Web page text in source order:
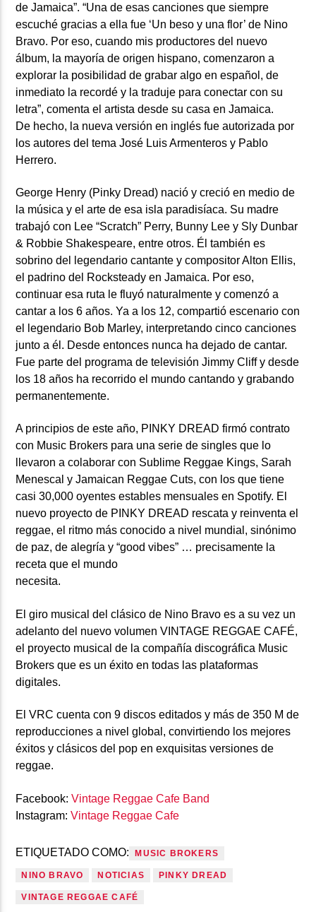
de Jamaica”. “Una de esas canciones que siempre
escuché gracias a ella fue ‘Un beso y una flor’ de Nino
Bravo. Por eso, cuando mis productores del nuevo
álbum, la mayoría de origen hispano, comenzaron a
explorar la posibilidad de grabar algo en español, de
inmediato la recordé y la traduje para conectar con su
letra”, comenta el artista desde su casa en Jamaica.
De hecho, la nueva versión en inglés fue autorizada por
los autores del temaJosé Luis Armenteros y Pablo
Herrero.
George Henry (Pinky Dread) nació y creció en medio de
la música y el arte de esa isla paradisíaca. Su madre
trabajó con Lee “Scratch” Perry, Bunny Lee y Sly Dunbar
& Robbie Shakespeare, entre otros. Él también es
sobrino del legendario cantante y compositor Alton Ellis,
el padrino del Rocksteady en Jamaica. Por eso,
continuar esa ruta le fluyó naturalmente y comenzó a
cantar a los 6 años. Ya a los 12, compartió escenario con
el legendario Bob Marley, interpretando cinco canciones
junto a él. Desde entonces nunca ha dejado de cantar.
Fue parte del programa de televisión Jimmy Cliff y desde
los 18 años ha recorrido el mundo cantando y grabando
permanentemente.
A principios de este año, PINKY DREAD firmó contrato
con Music Brokers para una serie de singles que lo
llevaron a colaborar con Sublime Reggae Kings, Sarah
Menescal y Jamaican Reggae Cuts, con los que tiene
casi 30,000 oyentes estables mensuales en Spotify. El
nuevo proyecto de PINKY DREAD rescata y reinventa el
reggae, el ritmo más conocido a nivel mundial, sinónimo
de paz, de alegría y “good vibes” … precisamente la
receta que el mundo
necesita.
El giro musical del clásico de Nino Bravo es a su vez un
adelanto del nuevo volumenVINTAGE REGGAE CAFÉ,
el proyecto musical de la compañía discográfica Music
Brokers que es un éxito en todas las plataformas
digitales.
El VRC cuenta con9 discos editados y más de350 M de
reproduccionesa nivel global, convirtiendo los mejores
éxitos y clásicos del pop en exquisitas versiones de
reggae.
Facebook:Vintage Reggae Cafe Band
Instagram:Vintage Reggae Cafe
ETIQUETADO COMO: MUSIC BROKERS
NINO BRAVO NOTICIAS PINKY DREAD
VINTAGE REGGAE CAFÉ